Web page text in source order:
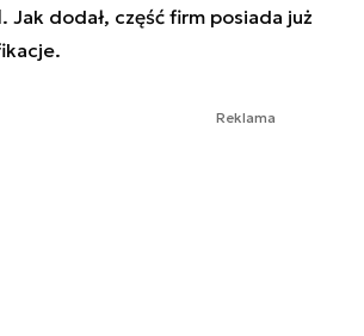
. Jak dodał, część firm posiada już
Reklama